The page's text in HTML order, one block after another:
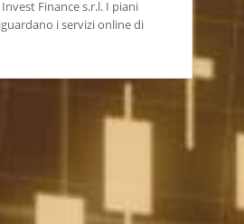
Finance s.r.l. I piani
i servizi online di